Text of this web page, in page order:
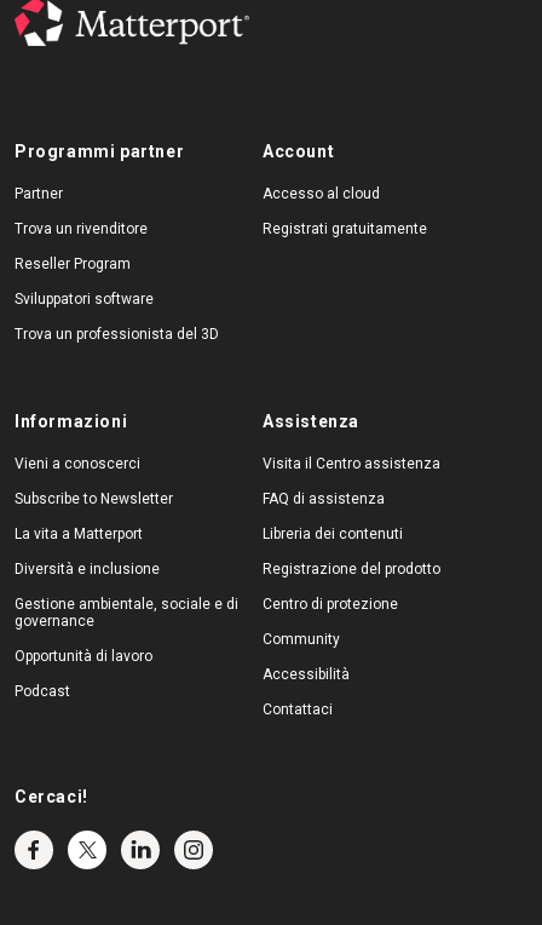
Programmi partner
Partner
Trova un rivenditore
Reseller Program
Sviluppatori software
Trova un professionista del 3D
Account
Accesso al cloud
Registrati gratuitamente
Informazioni
Vieni a conoscerci
Subscribe to Newsletter
La vita a Matterport
Diversità e inclusione
Gestione ambientale, sociale e di
governance
Opportunità di lavoro
Podcast
Assistenza
Visita il Centro assistenza
FAQ di assistenza
Libreria dei contenuti
Registrazione del prodotto
Centro di protezione
Community
Accessibilità
Contattaci
Cercaci!